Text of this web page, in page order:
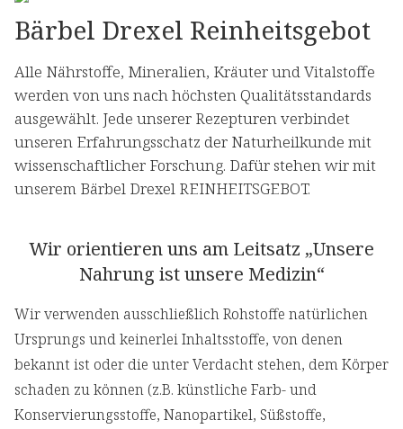
Bärbel Drexel Reinheitsgebot
Alle Nährstoffe, Mineralien, Kräuter und Vitalstoffe
werden von uns nach höchsten Qualitätsstandards
ausgewählt. Jede unserer Rezepturen verbindet
unseren Erfahrungsschatz der Naturheilkunde mit
wissenschaftlicher Forschung. Dafür stehen wir mit
unserem Bärbel Drexel REINHEITSGEBOT.
Wir orientieren uns am Leitsatz „Unsere
Nahrung ist unsere Medizin“
Wir verwenden ausschließlich Rohstoffe natürlichen
Ursprungs und keinerlei Inhaltsstoffe, von denen
bekannt ist oder die unter Verdacht stehen, dem Körper
schaden zu können (z.B. künstliche Farb- und
Konservierungsstoffe, Nanopartikel, Süßstoffe,